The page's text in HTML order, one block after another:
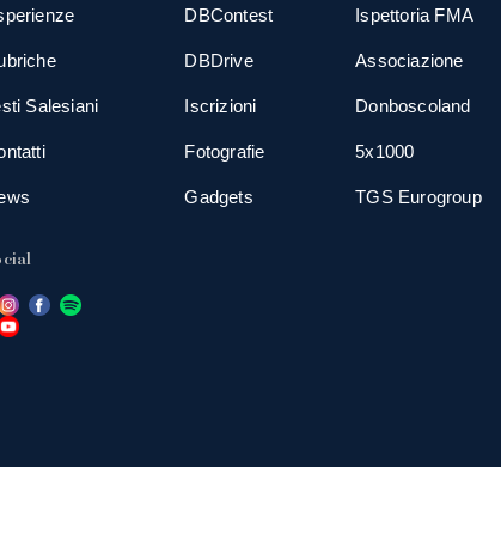
Salesiani
DBContest
DBDrive
Iscrizioni
Fotografie
Gadgets
Ispettoria FMA
Associazione
Donboscoland
5x1000
TGS Eurogroup